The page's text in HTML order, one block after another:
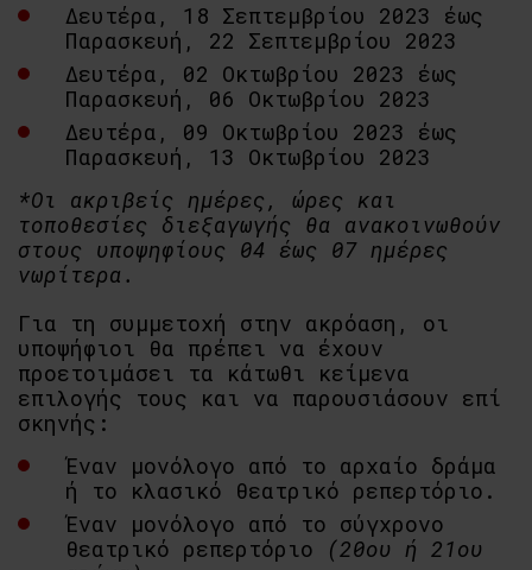
Δευτέρα, 18 Σεπτεμβρίου 2023 έως
Παρασκευή, 22 Σεπτεμβρίου 2023
Δευτέρα, 02 Οκτωβρίου 2023 έως
Παρασκευή, 06 Οκτωβρίου 2023
Δευτέρα, 09 Οκτωβρίου 2023 έως
Παρασκευή, 13 Οκτωβρίου 2023
*Οι ακριβείς ημέρες, ώρες και
τοποθεσίες διεξαγωγής θα ανακοινωθούν
στους υποψηφίους 04 έως 07 ημέρες
νωρίτερα.
Για τη συμμετοχή στην ακρόαση, οι
υποψήφιοι θα πρέπει να έχουν
προετοιμάσει τα κάτωθι κείμενα
επιλογής τους και να παρουσιάσουν επί
σκηνής:
Έναν μονόλογο από το αρχαίο δράμα
ή το κλασικό θεατρικό ρεπερτόριο.
Έναν μονόλογο από το σύγχρονο
θεατρικό ρεπερτόριο
(20ου ή 21ου